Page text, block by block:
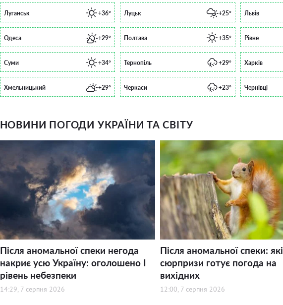
Луганськ +36° Луцьк +25° Львів
Одеса +29° Полтава +35° Рівне
Суми +34° Тернопіль +29° Харків
Хмельницький +29° Черкаси +23° Чернівці
НОВИНИ ПОГОДИ УКРАЇНИ ТА СВІТУ
Після аномальної спеки негода
накриє усю Україну: оголошено І
рівень небезпеки
14:29, 7 серпня 2026
Після аномальної спеки: які
сюрпризи готує погода на
вихідних
12:00, 7 серпня 2026